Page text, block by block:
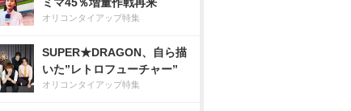
オリコンタイアップ特集
SUPER★DRAGON、自ら描
いた”レトロフューチャー”
オリコンタイアップ特集